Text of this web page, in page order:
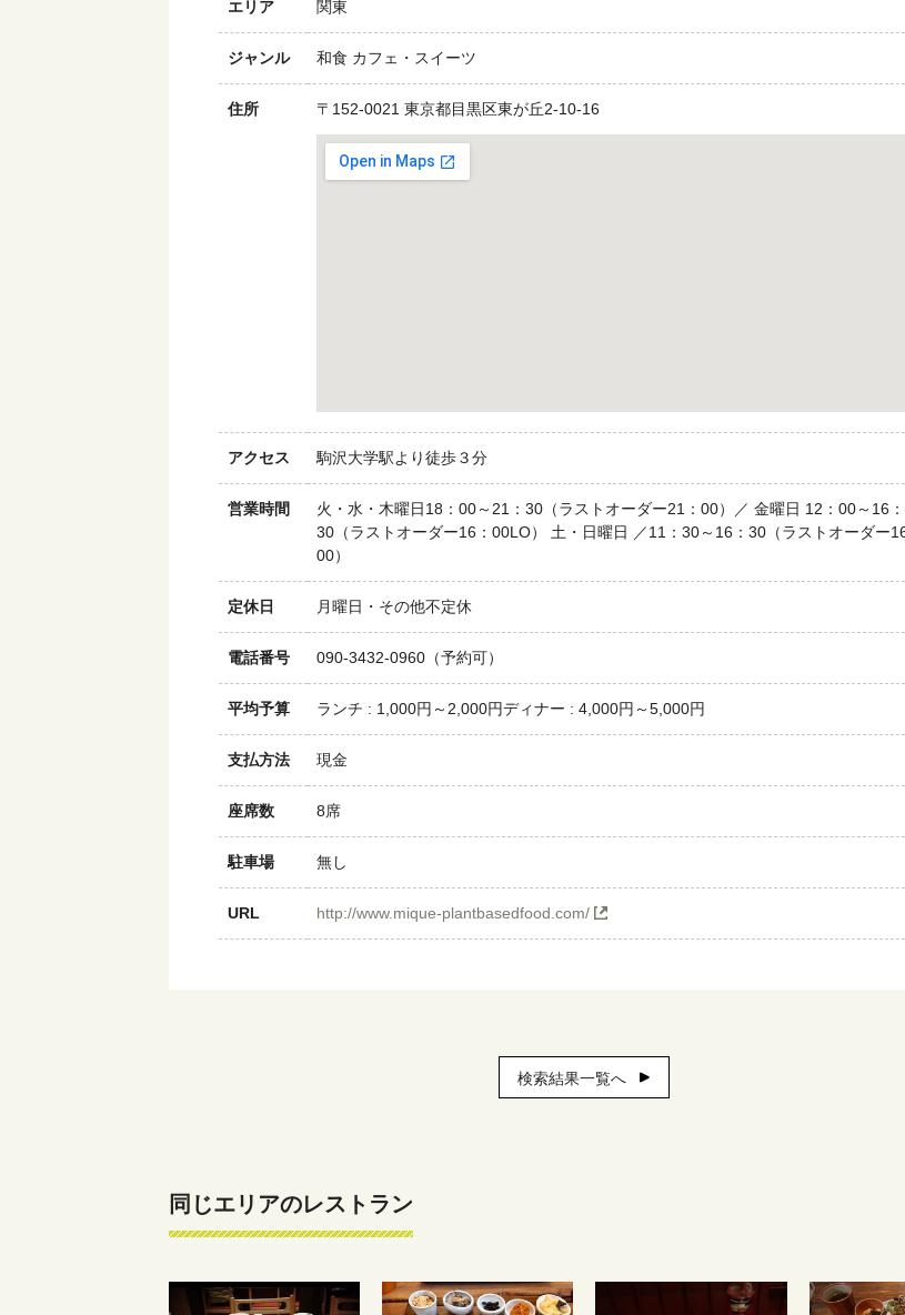
エリア 関東
ジャンル 和食 カフェ・スイーツ
住所 〒152-0021 東京都目黒区東が丘2-10-16
アクセス 駒沢大学駅より徒歩３分
営業時間
火・水・木曜日18：00～21：30（ラストオーダー21：00）／ 金曜日 12：00～16：
30（ラストオーダー16：00LO） 土・日曜日 ／11：30～16：30（ラストオーダー16
00）
定休日 月曜日・その他不定休
電話番号 090-3432-0960（予約可）
平均予算 ランチ : 1,000円～2,000円ディナー : 4,000円～5,000円
支払方法 現金
座席数 8席
駐車場 無し
URL http://www.mique-plantbasedfood.com/
検索結果一覧へ
同じエリアのレストラン